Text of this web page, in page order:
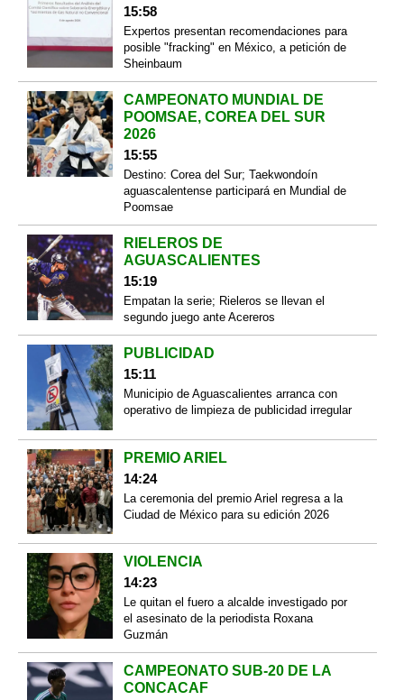
15:58
Expertos presentan recomendaciones para
posible "fracking" en México, a petición de
Sheinbaum
CAMPEONATO MUNDIAL DE
POOMSAE, COREA DEL SUR
2026
15:55
Destino: Corea del Sur; Taekwondoín
aguascalentense participará en Mundial de
Poomsae
RIELEROS DE
AGUASCALIENTES
15:19
Empatan la serie; Rieleros se llevan el
segundo juego ante Acereros
PUBLICIDAD
15:11
Municipio de Aguascalientes arranca con
operativo de limpieza de publicidad irregular
PREMIO ARIEL
14:24
La ceremonia del premio Ariel regresa a la
Ciudad de México para su edición 2026
VIOLENCIA
14:23
Le quitan el fuero a alcalde investigado por
el asesinato de la periodista Roxana
Guzmán
CAMPEONATO SUB-20 DE LA
CONCACAF